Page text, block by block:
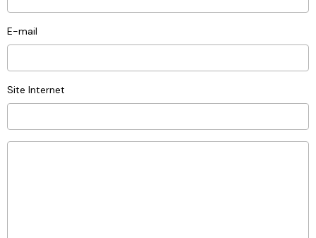
E-mail
Site Internet